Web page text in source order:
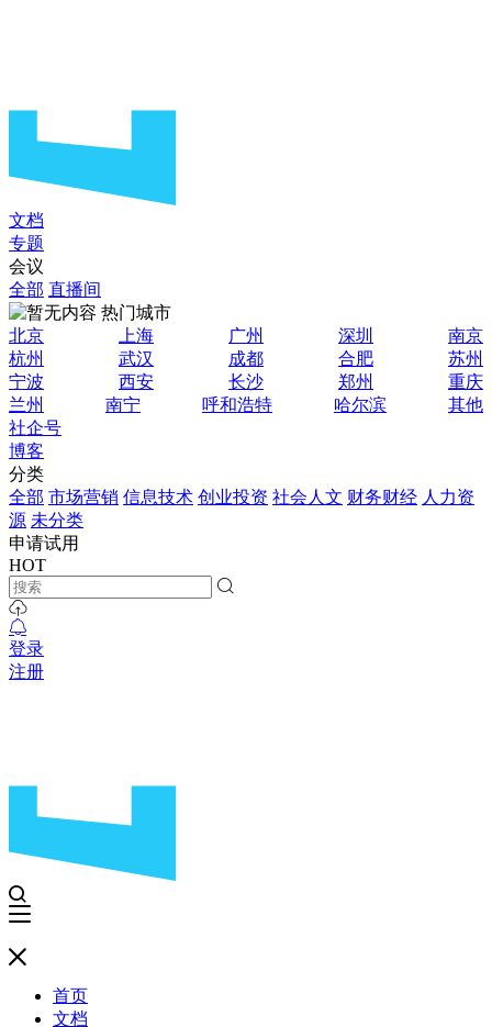
文档
专题
会议
全部 直播间
热门城市
北京
上海 广州 深圳
南京
杭州
武汉 成都 合肥
苏州
宁波
西安 长沙 郑州
重庆
兰州
南宁 呼和浩特 哈尔滨
其他
社企号
博客
分类
全部 市场营销 信息技术 创业投资 社会人文 财务财经 人力资
源 未分类
申请试用
HOT
登录
注册
首页
文档